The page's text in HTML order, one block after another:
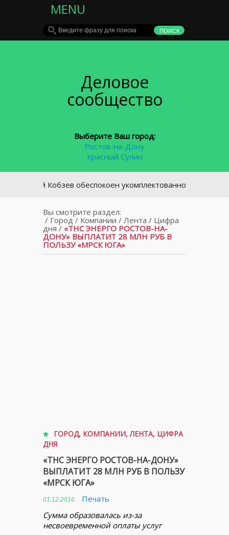
MENU
Деловое
сообщество
Выберите Ваш город:
Ростов-на-Дону
Красный Сулин
Юрий Кобзев обеспокоен укомплектованностью врачами в
Вы смотрите раздел:
/ Город/ Компании / Лента / Цифра
дня / «ТНС ЭНЕРГО РОСТОВ-НА-
ДОНУ» ВЫПЛАТИТ 28 МЛН РУБ В
ПОЛЬЗУ «МРСК ЮГА»
ГОРОД, КОМПАНИИ,ЛЕНТА, ЦИФРА
ДНЯ
«ТНС ЭНЕРГО РОСТОВ-НА-ДОНУ»
ВЫПЛАТИТ 28 МЛН РУБ В ПОЛЬЗУ
«МРСК ЮГА»
01.12.2016
Печать
Сумма образовалась из-за
несвоевременной оплаты услуг